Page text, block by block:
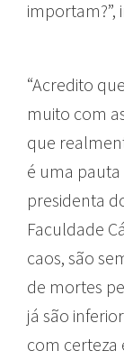
importam?”,
“Acredito
muito com
que
é uma pauta
presidenta
Faculdade
caos, são
de mortes
já são
com certeza